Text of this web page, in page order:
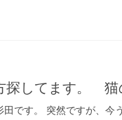
探してます。 猫
です。 突然ですが、